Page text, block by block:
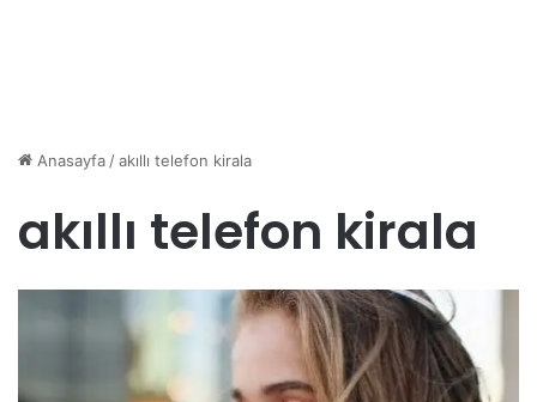
Anasayfa/akıllı telefon kirala
akıllı telefon kirala